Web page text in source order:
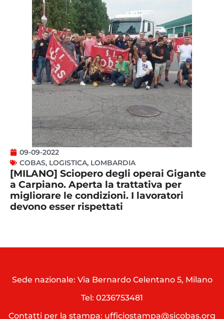
09-09-2022
COBAS, LOGISTICA, LOMBARDIA
[MILANO] Sciopero degli operai Gigante
a Carpiano. Aperta la trattativa per
migliorare le condizioni. I lavoratori
devono esser rispettati
Sede nazionale: Via Bernardo Celentano 5, Milano
Tel: 0236753481
Contatti per la stampa: ufficiostampa@sicobas.org